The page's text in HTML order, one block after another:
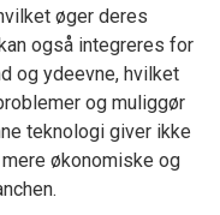
øger deres
også integreres for
og ydeevne, hvilket
og muliggør
teknologi giver ikke
økonomiske og